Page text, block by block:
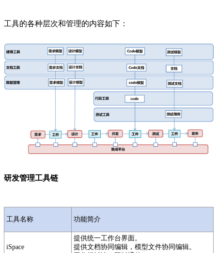
工具的各种层次和管理的内容如下：
研发管理工具链
工具名称 功能简介
iSpace
提供统一工作台界面。
提供文档协同编辑，模型文件协同编辑。